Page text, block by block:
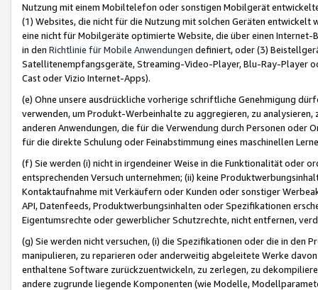
Nutzung mit einem Mobiltelefon oder sonstigen Mobilgerät
(1) Websites, die nicht für die Nutzung mit solchen Geräten
eine nicht für Mobilgeräte optimierte Website, die über einen
in den Richtlinie für Mobile Anwendungen definiert, oder (3)
Satellitenempfangsgeräte, Streaming-Video-Player, Blu-Ray-Player
Cast oder Vizio Internet-Apps).
(e) Ohne unsere ausdrückliche vorherige schriftliche Genehmigung
verwenden, um Produkt-Werbeinhalte zu aggregieren, zu
anderen Anwendungen, die für die Verwendung durch Personen
für die direkte Schulung oder Feinabstimmung eines maschinellen
(f) Sie werden (i) nicht in irgendeiner Weise in die Funktionalität oder
entsprechenden Versuch unternehmen; (ii) keine
Kontaktaufnahme mit Verkäufern oder Kunden oder sonstiger
API, Datenfeeds, Produktwerbungsinhalten oder Spezifikationen
Eigentumsrechte oder gewerblicher Schutzrechte, nicht entfernen,
(g) Sie werden nicht versuchen, (i) die Spezifikationen oder die in
manipulieren, zu reparieren oder anderweitig abgeleitete Werke
enthaltene Software zurückzuentwickeln, zu zerlegen, zu
andere zugrunde liegende Komponenten (wie Modelle,